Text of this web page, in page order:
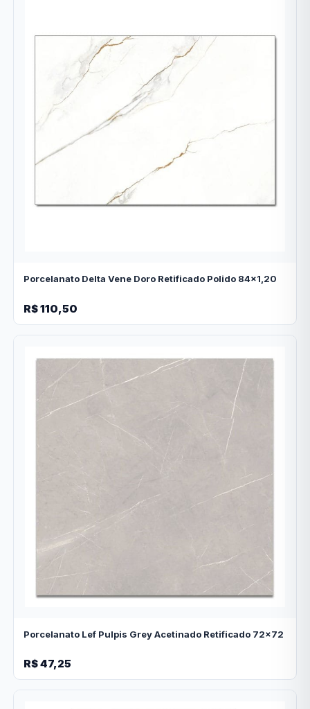
Porcelanato Delta Vene Doro Retificado Polido 84x1,20
R$ 110,50
Porcelanato Lef Pulpis Grey Acetinado Retificado 72x72
R$ 47,25